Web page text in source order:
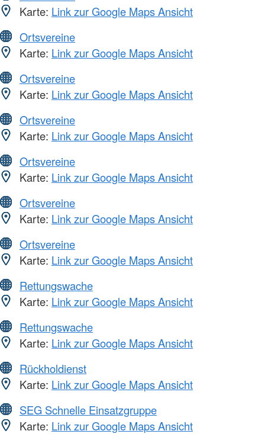
Karte: Link zur Google Maps Ansicht
Ortsvereine
Karte: Link zur Google Maps Ansicht
Ortsvereine
Karte: Link zur Google Maps Ansicht
Ortsvereine
Karte: Link zur Google Maps Ansicht
Ortsvereine
Karte: Link zur Google Maps Ansicht
Ortsvereine
Karte: Link zur Google Maps Ansicht
Ortsvereine
Karte: Link zur Google Maps Ansicht
Rettungswache
Karte: Link zur Google Maps Ansicht
Rettungswache
Karte: Link zur Google Maps Ansicht
Rückholdienst
Karte: Link zur Google Maps Ansicht
SEG Schnelle Einsatzgruppe
Karte: Link zur Google Maps Ansicht